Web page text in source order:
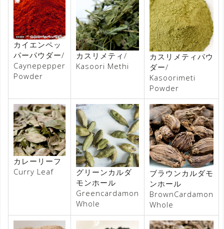
カイエンペッ
パーパウダー/
Caynepepper
Powder
カスリメティ/
Kasoori Methi
カスリメティパウ
ダー/
Kasoorimeti
Powder
カレーリーフ
Curry Leaf
グリーンカルダ
モンホール
Greencardamon
Whole
ブラウンカルダモ
ンホール
BrownCardamon
Whole